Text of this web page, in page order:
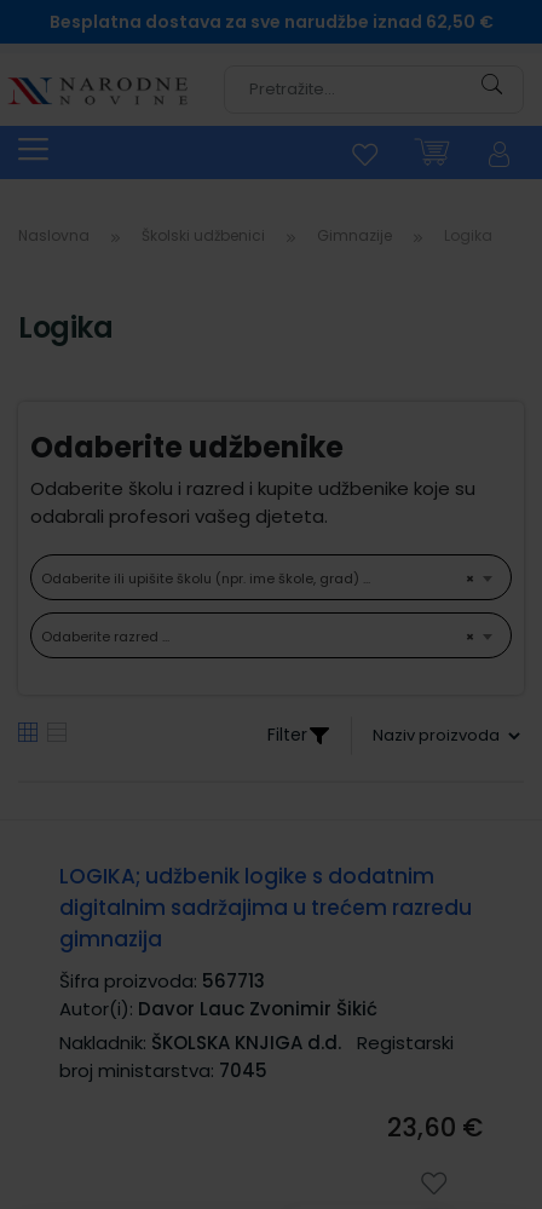
Besplatna dostava za sve narudžbe iznad 62,50 €
Naslovna Školski udžbenici Gimnazije
Logika
Odaberite udžbenike
Odaberite školu i razred i kupite udžbenike koje su
odabrali profesori vašeg djeteta.
×
Odaberite ili upišite školu (npr. ime škole, grad) ...
×
Odaberite razred ...
Filter
LOGIKA; udžbenik logike s dodatnim
digitalnim sadržajima u trećem razredu
gimnazija
Šifra proizvoda: 567713
Autor(i): Davor Lauc Zvonimir Šikić
Nakladnik: ŠKOLSKA KNJIGA d.d.
Registarski
broj ministarstva: 7045
23,60 €